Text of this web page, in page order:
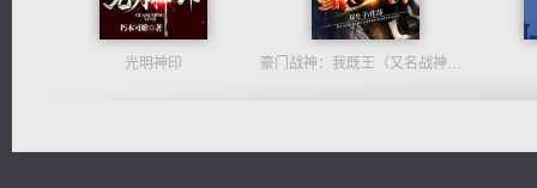
光明神印 豪门战神：我既王（又名战神归来不败神婿修罗战神）